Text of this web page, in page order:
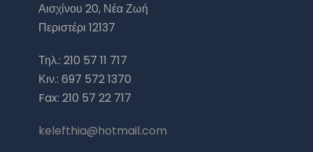
Αισχίνου 20, Νέα Ζωή
Περιστέρι 12137
Τηλ.: 210 57 11 717
Κιν.: 697 572 1370
Fax: 210 57 22 717
kelefthia@hotmail.com